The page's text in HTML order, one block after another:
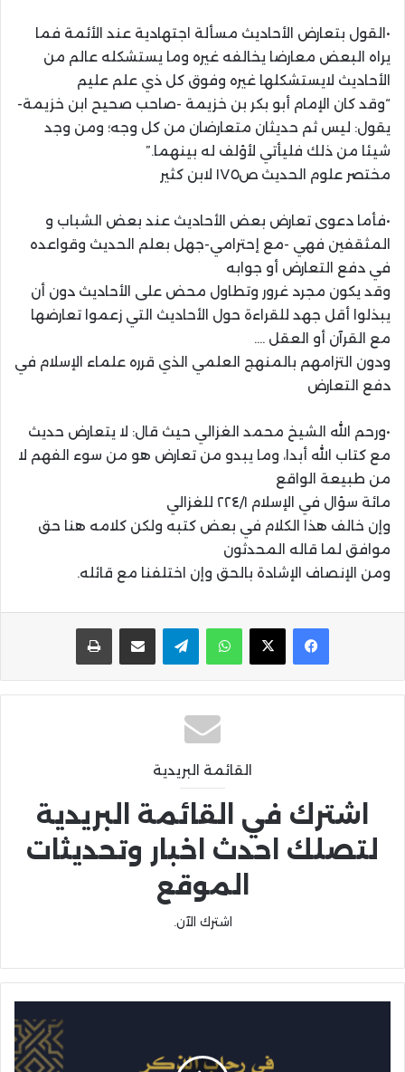
•القول بتعارض الأحاديث مسألة اجتهادية عند الأئمة فما
يراه البعض معارضا يخالفه غيره وما يستشكله عالم من
الأحاديث لايستشكلها غيره وفوق كل ذي علم عليم
“وقد كان الإمام أبو بكر بن خزيمة -صاحب صحيح ابن خزيمة-
يقول: ليس ثم حديثان متعارضان من كل وجه؛ ومن وجد
شيئا من ذلك فليأتي لأؤلف له بينهما.”
مختصر علوم الحديث ص١٧٥ لابن كثير
•فأما دعوى تعارض بعض الأحاديث عند بعض الشباب و
المثقفين فهي -مع إحترامي-جهل بعلم الحديث وقواعده
في دفع التعارض أو جوابه
وقد يكون مجرد غرور وتطاول محض على الأحاديث دون أن
يبذلوا أقل جهد للقراءة حول الأحاديث التي زعموا تعارضها
مع القرآن أو العقل ….
ودون التزامهم بالمنهج العلمي الذي قرره علماء الإسلام في
دفع التعارض
•ورحم الله الشيخ محمد الغزالي حيث قال: لا يتعارض حديث
مع كتاب الله أبدا، وما يبدو من تعارض هو من سوء الفهم لا
من طبيعة الواقع
مائة سؤال في الإسلام ٢٢٤/١ للغزالي
وإن خالف هذا الكلام في بعض كتبه ولكن كلامه هنا حق
موافق لما قاله المحدثون
ومن الإنصاف الإشادة بالحق وإن اختلفنا مع قائله.
واتساب تيلقرام مشاركة عبر البريد
القائمة البريدية
اشترك في القائمة البريدية
لتصلك احدث اخبار وتحديثات
الموقع
اشترك الآن.